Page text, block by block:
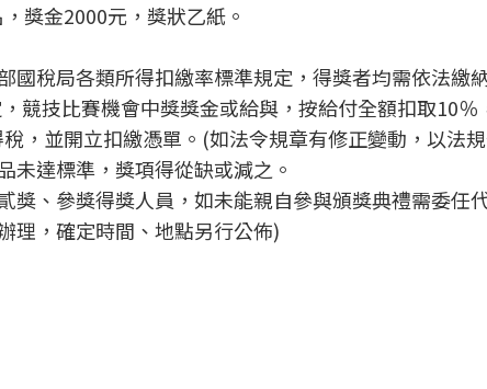
獎金2000元，獎狀乙紙。
國稅局各類所得扣繳率標準規定，得獎者均需依法繳
競技比賽機會中獎獎金或給與，按給付全額扣取10
，並開立扣繳憑單。(如法令規章有修正變動，以法
未達標準，獎項得從缺或減之。
獎、參獎得獎人員，如未能親自參與頒獎典禮需委任
理，確定時間、地點另行公佈)